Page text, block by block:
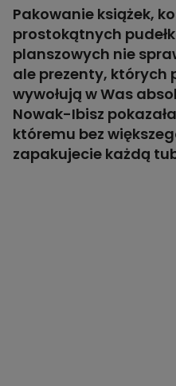
Pakowanie książek,
prostokątnych
planszowych nie
ale prezenty, których
wywołują w Was
Nowak-Ibisz
któremu bez
zapakujecie każdą